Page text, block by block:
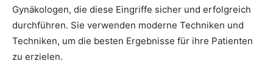
Gynäkologen, die diese Eingriffe sicher und erfolgreich
durchführen. Sie verwenden moderne Techniken und
Techniken, um die besten Ergebnisse für ihre Patienten
zu erzielen.